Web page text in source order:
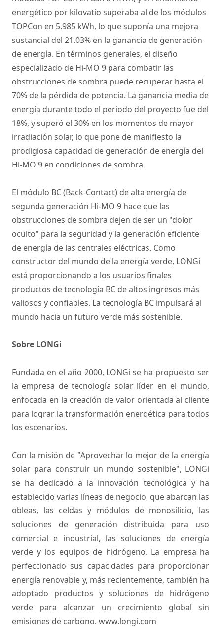
energético por kilovatio superaba al de los módulos
TOPCon en 5.985 kWh, lo que suponía una mejora
sustancial del 21.03% en la ganancia de generación
de energía. En términos generales, el diseño
especializado de Hi-MO 9 para combatir las
obstrucciones de sombra puede recuperar hasta el
70% de la pérdida de potencia. La ganancia media de
energía durante todo el periodo del proyecto fue del
18%, y superó el 30% en los momentos de mayor
irradiación solar, lo que pone de manifiesto la
prodigiosa capacidad de generación de energía del
Hi-MO 9 en condiciones de sombra.
El módulo BC (Back-Contact) de alta energía de
segunda generación Hi-MO 9 hace que las
obstrucciones de sombra dejen de ser un "dolor
oculto" para la seguridad y la generación eficiente
de energía de las centrales eléctricas. Como
constructor del mundo de la energía verde, LONGi
está proporcionando a los usuarios finales
productos de tecnología BC de altos ingresos más
valiosos y confiables. La tecnología BC impulsará al
mundo hacia un futuro verde más sostenible.
Sobre LONGi
Fundada en el año 2000, LONGi se ha propuesto ser
la empresa de tecnología solar líder en el mundo,
enfocada en la creación de valor orientada al cliente
para lograr la transformación energética para todos
los escenarios.
Con la misión de "Aprovechar lo mejor de la energía
solar para construir un mundo sostenible", LONGi
se ha dedicado a la innovación tecnológica y ha
establecido varias líneas de negocio, que abarcan las
obleas, las celdas y módulos de monosilicio, las
soluciones de generación distribuida para uso
comercial e industrial, las soluciones de energía
verde y los equipos de hidrógeno. La empresa ha
perfeccionado sus capacidades para proporcionar
energía renovable y, más recientemente, también ha
adoptado productos y soluciones de hidrógeno
verde para alcanzar un crecimiento global sin
emisiones de carbono. www.longi.com